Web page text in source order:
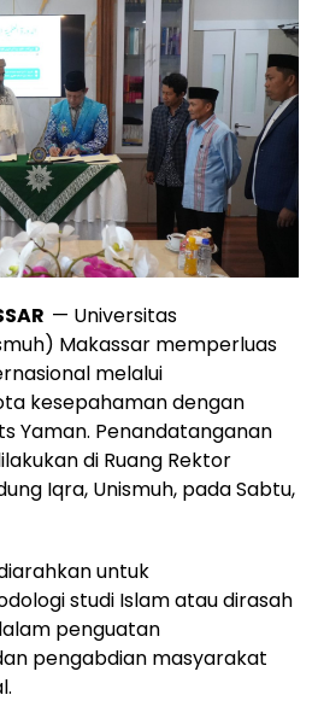
— Universitas
Makassar memperluas
melalui
kesepahaman dengan
Yaman. Penandatanganan
di Ruang Rektor
Iqra, Unismuh, pada Sabtu,
untuk
studi Islam atau dirasah
penguatan
pengabdian masyarakat